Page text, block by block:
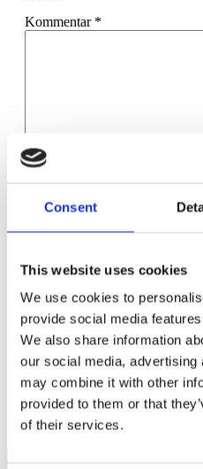
Consent
This website uses cookies
We use cookies to
provide social media
We also share information
our social media,
may combine it with other
provided to them or that
of their services.
Kommentar *
Namn
E-postadress
Webbplats
Spara mitt namn, min e-
Hög tid att regeringen vaknar
Välkomna till Sofiero Classic 18